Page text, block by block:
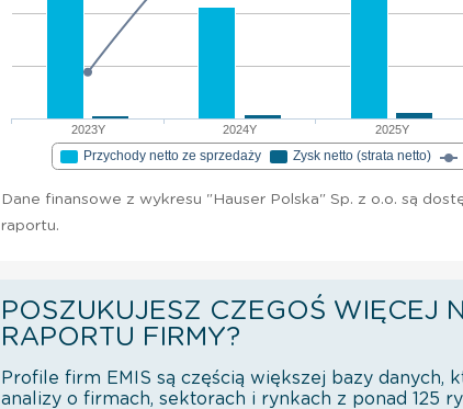
2023Y 2024Y 2025Y
Przychody netto ze sprzedaży Zysk netto (strata netto)
Dane finansowe z wykresu "Hauser Polska" Sp. z o.o. są
raportu.
POSZUKUJESZ CZEGOŚ WIĘCEJ
RAPORTU FIRMY?
Profile firm EMIS są częścią większej bazy danych,
analizy o firmach, sektorach i rynkach z ponad 125